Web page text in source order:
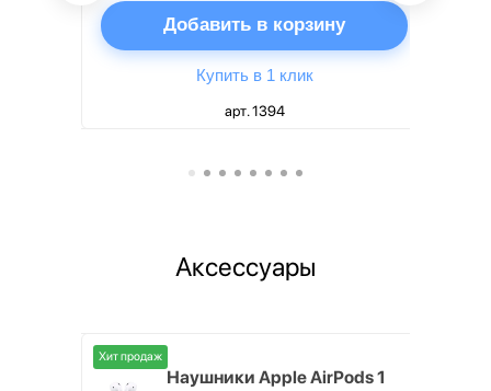
Добавить в корзину
Купить в 1 клик
арт. 1394
Аксессуары
Хит продаж
Наушники Apple AirPods 1